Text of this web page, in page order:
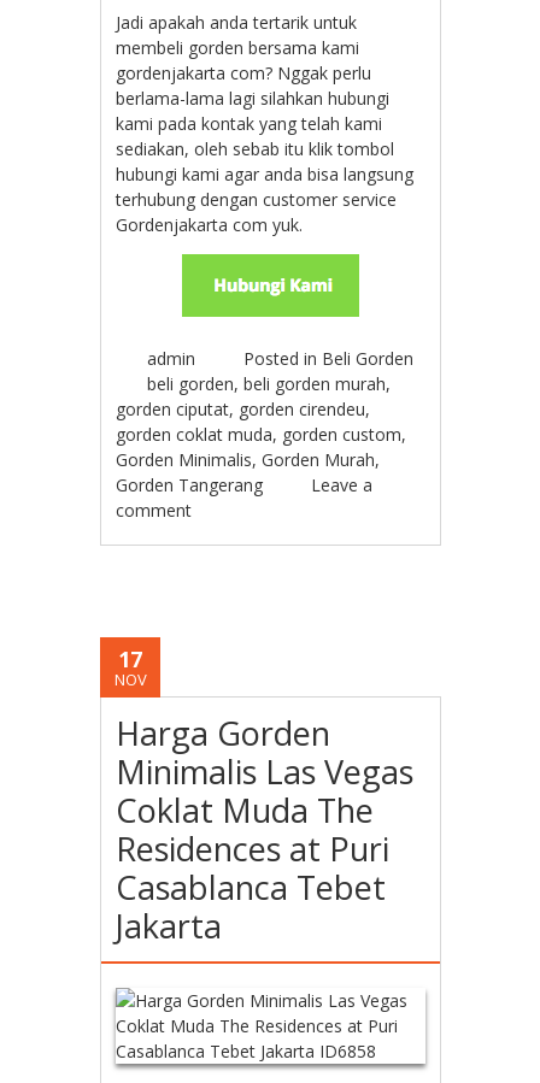
Jadi apakah anda tertarik untuk
membeli gorden bersama kami
gordenjakarta com? Nggak perlu
berlama-lama lagi silahkan hubungi
kami pada kontak yang telah kami
sediakan, oleh sebab itu klik tombol
hubungi kami agar anda bisa langsung
terhubung dengan customer service
Gordenjakarta com yuk.
admin Posted in Beli Gorden
beli gorden,beli gorden murah,
gorden ciputat, gorden cirendeu,
gorden coklat muda, gorden custom,
Gorden Minimalis,Gorden Murah,
Gorden Tangerang
Leave a
comment
17
NOV
Harga Gorden
Minimalis Las Vegas
Coklat Muda The
Residences at Puri
Casablanca Tebet
Jakarta